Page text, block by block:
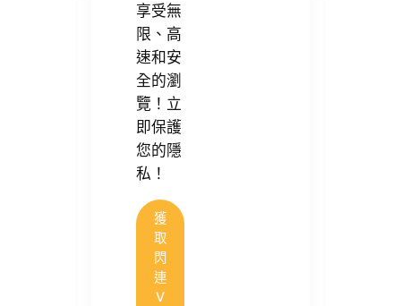
享受無
限、高
速和安
全的瀏
覽！立
即保護
您的隱
私！
獲
取
閃
連
V